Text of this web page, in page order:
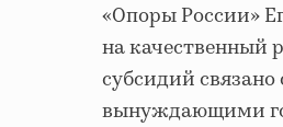
«Опоры России»
на качественный
субсидий
вынуждающими